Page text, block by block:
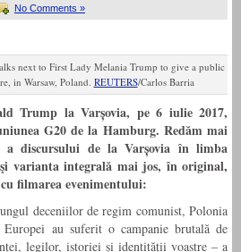
No Comments »
next to First Lady Melania Trump to give a public
in Warsaw, Poland. REUTERS/Carlos Barria
Trump la Varșovia, pe 6 iulie 2017,
G20 de la Hamburg. Redăm mai
a discursului de la Varșovia în limba
varianta integrală mai jos, în original,
filmarea evenimentului:
deceniilor de regim comunist, Polonia
au suferit o campanie brutală de
legilor, istoriei și identității voastre – a